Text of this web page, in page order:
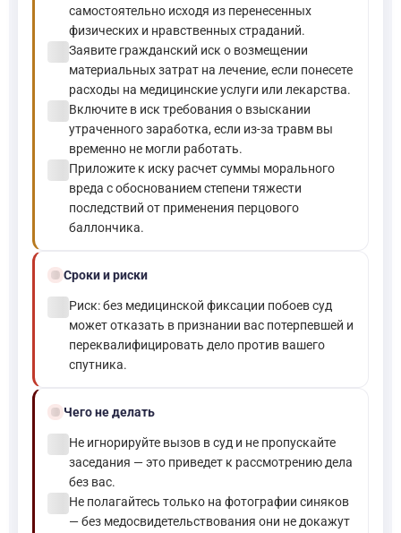
самостоятельно исходя из перенесенных
физических и нравственных страданий.
Заявите гражданский иск о возмещении
материальных затрат на лечение, если понесете
расходы на медицинские услуги или лекарства.
Включите в иск требования о взыскании
утраченного заработка, если из-за травм вы
временно не могли работать.
Приложите к иску расчет суммы морального
вреда с обоснованием степени тяжести
последствий от применения перцового
баллончика.
schedule Сроки и риски
Риск: без медицинской фиксации побоев суд
может отказать в признании вас потерпевшей и
переквалифицировать дело против вашего
спутника.
block Чего не делать
Не игнорируйте вызов в суд и не пропускайте
заседания — это приведет к рассмотрению дела
без вас.
Не полагайтесь только на фотографии синяков
— без медосвидетельствования они не докажут